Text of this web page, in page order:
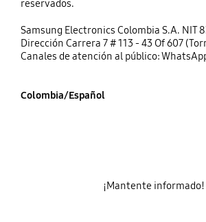
reservados.
Samsung Electronics Colombia S.A. NIT
Dirección Carrera 7 # 113 - 43 Of 607
Canales de atención al público:
Colombia/Español
¡Mantente informado!